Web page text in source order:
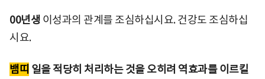
00년생 이성과의 관계를 조심하십시요. 건강도 조심하십
시요.
뱀띠 일을 적당히 처리하는 것을 오히려 역효과를 이르킬